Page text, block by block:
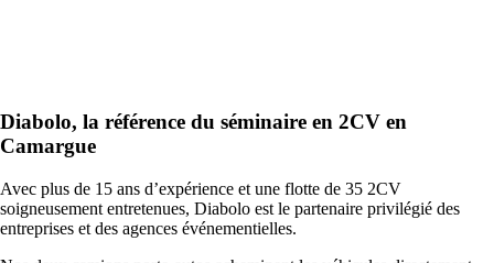
Diabolo, la référence du séminaire en 2CV en
Camargue
Avec plus de 15 ans d’expérience et une flotte de 35 2CV
soigneusement entretenues, Diabolo est le partenaire privilégié des
entreprises et des agences événementielles.